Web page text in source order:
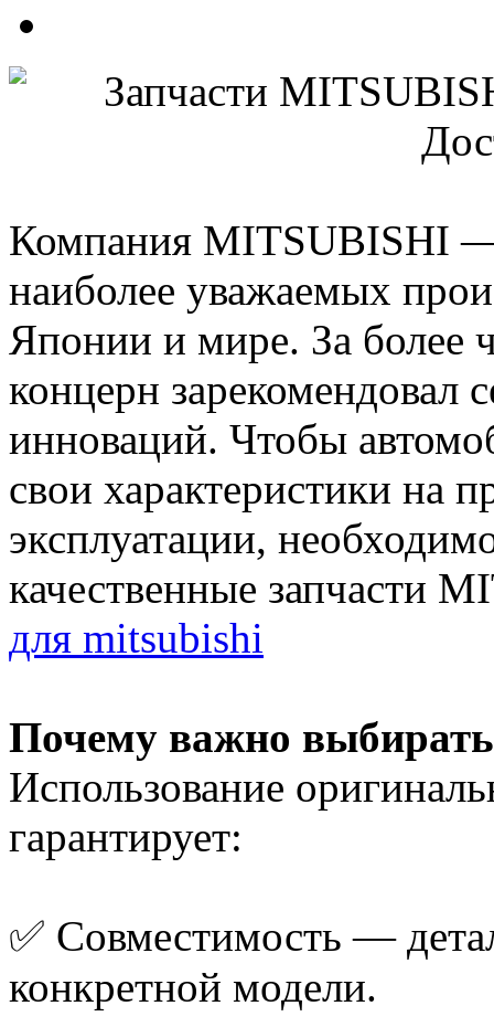
Компания MITSUBISHI
наиболее уважаемых
Японии и мире. За более
концерн зарекомендовал
инноваций. Чтобы
свои характеристики на
эксплуатации,
качественные запчасти
для mitsubishi
Почему важно
Использование
гарантирует:
✅ Совместимость —
конкретной модели.